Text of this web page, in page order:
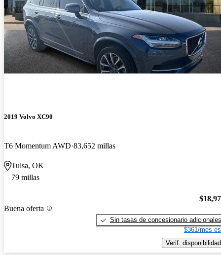
2019 Volvo XC90
T6 Momentum AWD 83,652 millas
Tulsa, OK
79 millas
Buena oferta
Sin tasas de concesionario adicionales
$361/mes
Verif. disponibilidad